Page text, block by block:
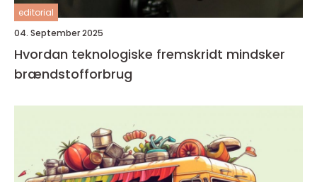
editorial
04. September 2025
Hvordan teknologiske fremskridt mindsker
brændstofforbrug